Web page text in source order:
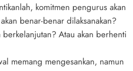
komitmen pengurus akan
benar-benar dilaksanakan?
Atau akan berhenti
memang mengesankan, namun